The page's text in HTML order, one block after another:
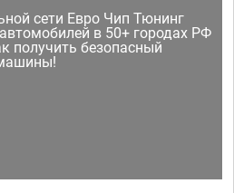
сети Евро Чип Тюнинг
в 50+ городах РФ
получить безопасный